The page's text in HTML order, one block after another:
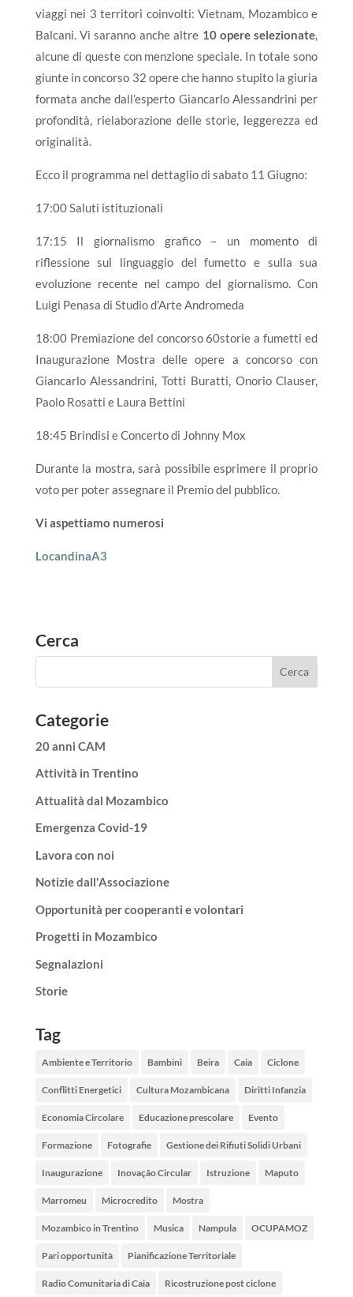
viaggi nei 3 territori coinvolti: Vietnam, Mozambico e
Balcani. Vi saranno anche altre 10 opere selezionate,
alcune di queste con menzione speciale. In totale sono
giunte in concorso 32 opere che hanno stupito la giuria
formata anche dall’esperto Giancarlo Alessandrini per
profondità, rielaborazione delle storie, leggerezza ed
originalità.
Ecco il programma nel dettaglio di sabato 11 Giugno:
17:00 Saluti istituzionali
17:15 Il giornalismo grafico – un momento di
riflessione sul linguaggio del fumetto e sulla sua
evoluzione recente nel campo del giornalismo. Con
Luigi Penasa di Studio d’Arte Andromeda
18:00 Premiazione del concorso 60storie a fumetti ed
Inaugurazione Mostra delle opere a concorso con
Giancarlo Alessandrini, Totti Buratti, Onorio Clauser,
Paolo Rosatti e Laura Bettini
18:45 Brindisi e Concerto di Johnny Mox
Durante la mostra, sarà possibile esprimere il proprio
voto per poter assegnare il Premio del pubblico.
Vi aspettiamo numerosi
LocandinaA3
Cerca
Categorie
20 anni CAM
Attività in Trentino
Attualità dal Mozambico
Emergenza Covid-19
Lavora con noi
Notizie dall'Associazione
Opportunità per cooperanti e volontari
Progetti in Mozambico
Segnalazioni
Storie
Tag
Ambiente e Territorio Bambini Beira Caia Ciclone
Conflitti Energetici Cultura Mozambicana Diritti Infanzia
Economia Circolare Educazione prescolare Evento
Formazione Fotografie Gestione dei Rifiuti Solidi Urbani
Inaugurazione Inovação Circular Istruzione Maputo
Marromeu Microcredito Mostra
Mozambico in Trentino Musica Nampula OCUPAMOZ
Pari opportunità Pianificazione Territoriale
Radio Comunitaria di Caia Ricostruzione post ciclone